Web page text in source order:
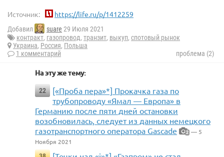
Источник: https://life.ru/p/1412259
Добавил suare 29 Июля 2021
контракт, газопровод, транзит, выкуп, спотовый рынок
Украина, Россия, Польша
1 комментарий
проблема (2)
На эту же тему:
22
[«Проба пера»*] Прокачка газа по
трубопроводу «Ямал — Европа» в
Германию после пяти дней остановки
возобновилась, следует из данных немецкого
газотранспортного оператора Gascade
2 — 5
Ноября 2021